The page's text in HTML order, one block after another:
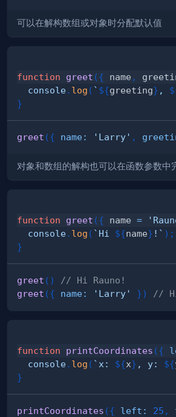
可以在解构数组或对象时分配默认值
function greet ({ name ,
console. log ( ` ${greeting} ,
}
greet ({ name: 'Larry' ,
对象和数组的解构也可以在函数参数中
function greet ({ name =
console. log ( ` Hi ${name} ! ` ) ;
}
greet ( )
// Hi Rauno!
greet ({ name: 'Larry' }) //
function printCoordinates ({
console. log ( ` x: ${x} , y: ${
}
printCoordinates ({ left : 25 ,